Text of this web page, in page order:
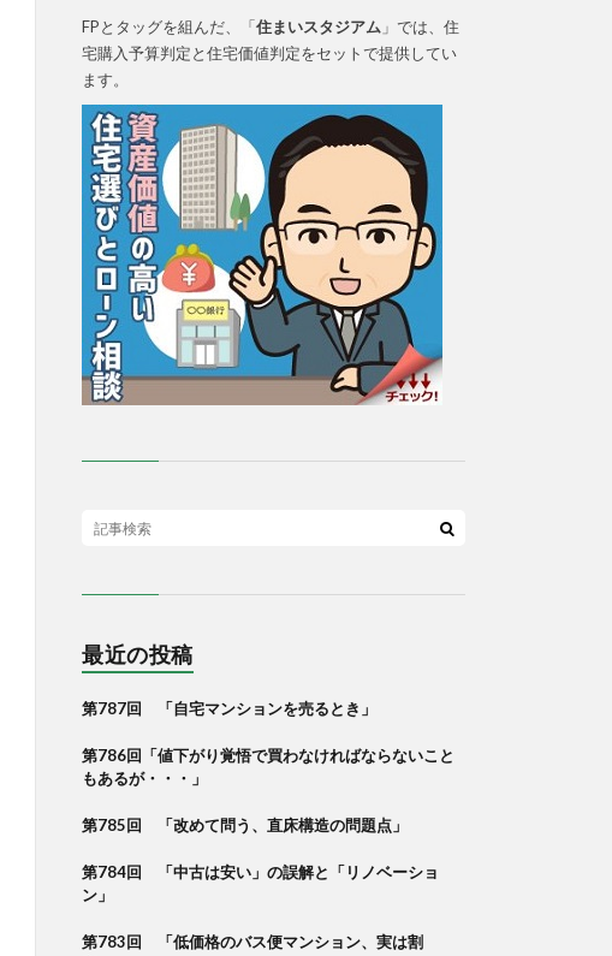
FPとタッグを組んだ、「住まいスタジアム 」では、住
宅購入予算判定と住宅価値判定をセットで提供してい
ます。
最近の投稿
第787回 「自宅マンションを売るとき」
第786回「値下がり覚悟で買わなければならないこと
もあるが・・・」
第785回 「改めて問う、直床構造の問題点」
第784回 「中古は安い」の誤解と「リノベーショ
ン」
第783回 「低価格のバス便マンション、実は割